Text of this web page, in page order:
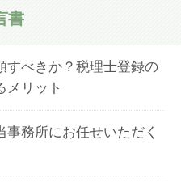
書
すべきか？税理士登録の
メリット
務所にお任せいただく